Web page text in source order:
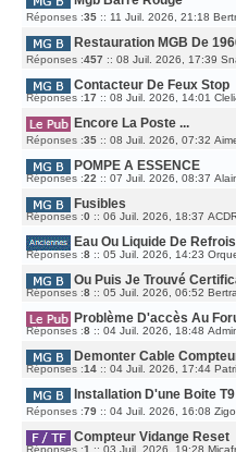
S
G
E
E
E
S
E
Réponses :35 :: 11 Juil. 2026, 21:18 D
E
N
I
E
E
S
S
Restauration MGB De
Réponses :457 :: 08 Juil. 2026, 17:39 D
E
N
I
E
S
S
Contacteur De Feux Stop
Réponses :17 :: 08 Juil. 2026, 14:01 D
E
E
S
S
Encore La Poste ...
Réponses :35 :: 08 Juil. 2026, 07:32 D
E
E
S
G
E
POMPE A ESSENCE
Réponses :22 :: 07 Juil. 2026, 08:37 D
E
E
M
E
S
A
G
E
Fusibles
Réponses :0 :: 06 Juil. 2026, 18:37 D
E
N
E
M
E
S
A
E
Eau Ou Liquide De
Réponses :8 :: 05 Juil. 2026, 14:23 D
E
N
I
E
M
E
S
G
E
Ou Puis Je Trouvé
Réponses :8 :: 05 Juil. 2026, 06:52 D
E
N
I
E
M
E
S
G
Problème D'accès Au
Réponses :8 :: 04 Juil. 2026, 18:48 D
E
N
I
E
M
E
S
S
G
E
Demonter Cable
Réponses :14 :: 04 Juil. 2026, 17:44 D
E
N
I
E
E
S
Installation D'une Boite
Réponses :79 :: 04 Juil. 2026, 16:08 D
E
N
I
Compteur Vidange Reset
Réponses :1 :: 03 Juil. 2026, 19:28 D